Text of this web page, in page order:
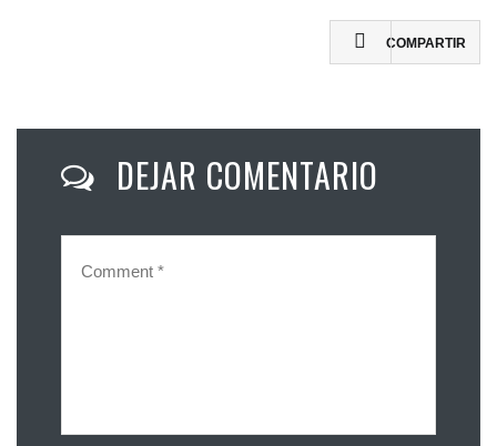
COMPARTIR
DEJAR COMENTARIO